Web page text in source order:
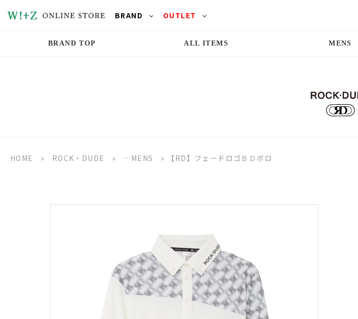
BRAND OUTLET
BRAND TOP ALL ITEMS MENS
HOME » ROCK・DUDE » ―MENS » 【RD】フェードロゴＢＤポロ